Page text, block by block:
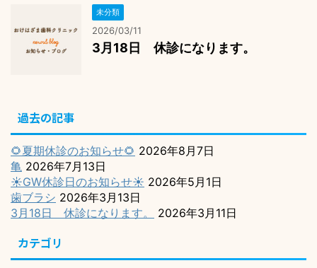
未分類
2026/03/11
3月18日 休診になります。
過去の記事
🌻夏期休診のお知らせ🌻 2026年8月7日
亀 2026年7月13日
☀️GW休診日のお知らせ☀️ 2026年5月1日
歯ブラシ 2026年3月13日
3月18日 休診になります。
2026年3月11日
カテゴリ